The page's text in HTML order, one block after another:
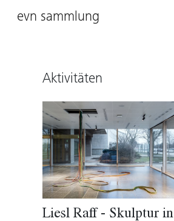
evn sammlung
Aktivitäten
Liesl Raff - Skulptur in